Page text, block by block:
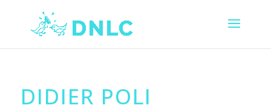
DIDIER POLI